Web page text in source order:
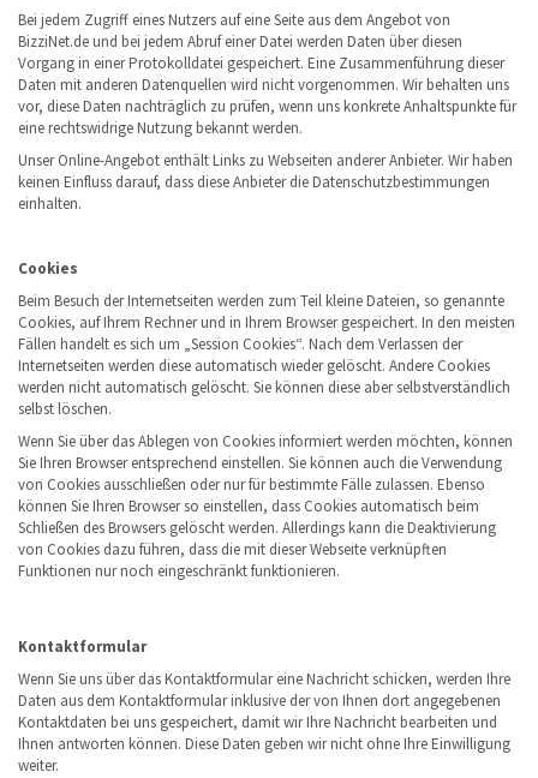
Bei jedem Zugriff eines Nutzers auf eine Seite aus dem Angebot von
BizziNet.de und bei jedem Abruf einer Datei werden Daten über diesen
Vorgang in einer Protokolldatei gespeichert. Eine Zusammenführung dieser
Daten mit anderen Datenquellen wird nicht vorgenommen. Wir behalten uns
vor, diese Daten nachträglich zu prüfen, wenn uns konkrete Anhaltspunkte für
eine rechtswidrige Nutzung bekannt werden.
Unser Online-Angebot enthält Links zu Webseiten anderer Anbieter. Wir haben
keinen Einfluss darauf, dass diese Anbieter die Datenschutzbestimmungen
einhalten.
Cookies
Beim Besuch der Internetseiten werden zum Teil kleine Dateien, so genannte
Cookies, auf Ihrem Rechner und in Ihrem Browser gespeichert. In den meisten
Fällen handelt es sich um „Session Cookies“. Nach dem Verlassen der
Internetseiten werden diese automatisch wieder gelöscht. Andere Cookies
werden nicht automatisch gelöscht. Sie können diese aber selbstverständlich
selbst löschen.
Wenn Sie über das Ablegen von Cookies informiert werden möchten, können
Sie Ihren Browser entsprechend einstellen. Sie können auch die Verwendung
von Cookies ausschließen oder nur für bestimmte Fälle zulassen. Ebenso
können Sie Ihren Browser so einstellen, dass Cookies automatisch beim
Schließen des Browsers gelöscht werden. Allerdings kann die Deaktivierung
von Cookies dazu führen, dass die mit dieser Webseite verknüpften
Funktionen nur noch eingeschränkt funktionieren.
Kontaktformular
Wenn Sie uns über das Kontaktformular eine Nachricht schicken, werden Ihre
Daten aus dem Kontaktformular inklusive der von Ihnen dort angegebenen
Kontaktdaten bei uns gespeichert, damit wir Ihre Nachricht bearbeiten und
Ihnen antworten können. Diese Daten geben wir nicht ohne Ihre Einwilligung
weiter.